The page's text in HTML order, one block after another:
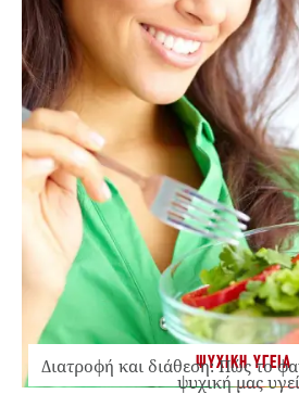
ΨΥΧΙΚΗ ΥΓΕΙΑ
Διατροφή και διάθεση: Πώς το
ψυχική μας